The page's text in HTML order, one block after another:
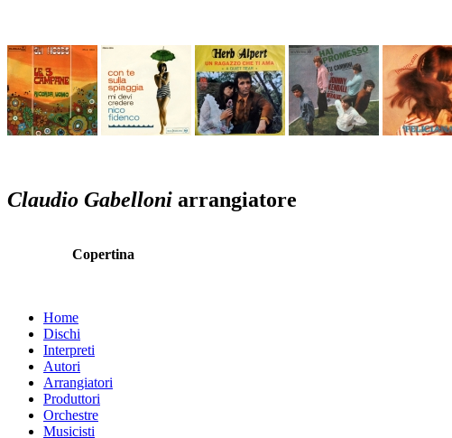
Claudio Gabelloni arrangiatore
Copertina
Home
Dischi
Interpreti
Autori
Arrangiatori
Produttori
Orchestre
Musicisti